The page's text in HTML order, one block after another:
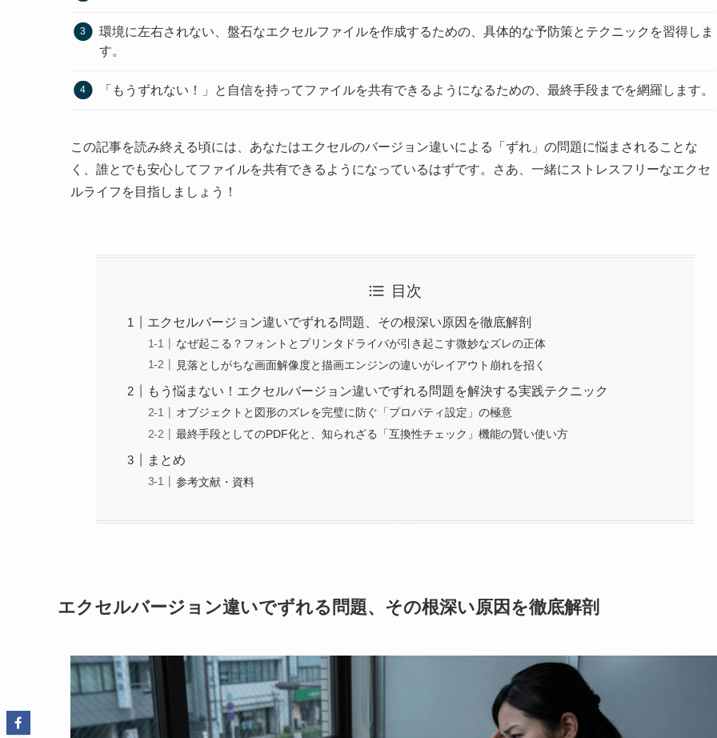
環境に左右されない、盤石なエクセルファイルを作成するための、具体的な予防策とテクニックを習得しま
す。
「もうずれない！」と自信を持ってファイルを共有できるようになるための、最終手段までを網羅します。
この記事を読み終える頃には、あなたはエクセルのバージョン違いによる「ずれ」の問題に悩まされることな
く、誰とでも安心してファイルを共有できるようになっているはずです。さあ、一緒にストレスフリーなエクセ
ルライフを目指しましょう！
目次
エクセルバージョン違いでずれる問題、その根深い原因を徹底解剖
なぜ起こる？フォントとプリンタドライバが引き起こす微妙なズレの正体
見落としがちな画面解像度と描画エンジンの違いがレイアウト崩れを招く
もう悩まない！エクセルバージョン違いでずれる問題を解決する実践テクニック
オブジェクトと図形のズレを完璧に防ぐ「プロパティ設定」の極意
最終手段としてのPDF化と、知られざる「互換性チェック」機能の賢い使い方
まとめ
参考文献・資料
エクセルバージョン違いでずれる問題、その根深い原因を徹底解剖